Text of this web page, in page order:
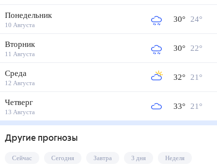
Понедельник
10 Августа
30° 24°
Вторник
11 Августа
30° 22°
Среда
12 Августа
32° 21°
Четверг
13 Августа
33° 21°
Другие прогнозы
Сейчас Сегодня Завтра 3 дня Неделя